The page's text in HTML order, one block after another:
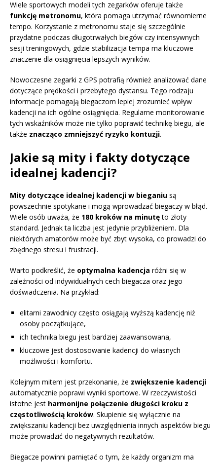
Wiele sportowych modeli tych zegarków oferuje także
funkcję metronomu, która pomaga utrzymać równomierne
tempo. Korzystanie z metronomu staje się szczególnie
przydatne podczas długotrwałych biegów czy intensywnych
sesji treningowych, gdzie stabilizacja tempa ma kluczowe
znaczenie dla osiągnięcia lepszych wyników.
Nowoczesne zegarki z GPS potrafią również analizować dane
dotyczące prędkości i przebytego dystansu. Tego rodzaju
informacje pomagają biegaczom lepiej zrozumieć wpływ
kadencji na ich ogólne osiągnięcia. Regularne monitorowanie
tych wskaźników może nie tylko poprawić technikę biegu, ale
także znacząco zmniejszyć ryzyko kontuzji.
Jakie są mity i fakty dotyczące
idealnej kadencji?
Mity dotyczące idealnej kadencji w bieganiu są
powszechnie spotykane i mogą wprowadzać biegaczy w błąd.
Wiele osób uważa, że 180 kroków na minutęto złoty
standard. Jednak ta liczba jest jedynie przybliżeniem. Dla
niektórych amatorów może być zbyt wysoka, co prowadzi do
zbędnego stresu i frustracji.
Warto podkreślić, że optymalna kadencja różni się w
zależności od indywidualnych cech biegacza oraz jego
doświadczenia. Na przykład:
elitarni zawodnicy często osiągają wyższą kadencję niż
osoby początkujące,
ich technika biegu jest bardziej zaawansowana,
kluczowe jest dostosowanie kadencji do własnych
możliwości i komfortu.
Kolejnym mitem jest przekonanie, że zwiększenie kadencji
automatycznie poprawi wyniki sportowe. W rzeczywistości
istotne jest harmonijne połączenie długości kroku z
częstotliwością kroków. Skupienie się wyłącznie na
zwiększaniu kadencji bez uwzględnienia innych aspektów biegu
może prowadzić do negatywnych rezultatów.
Biegacze powinni pamiętać o tym, że każdy organizm ma